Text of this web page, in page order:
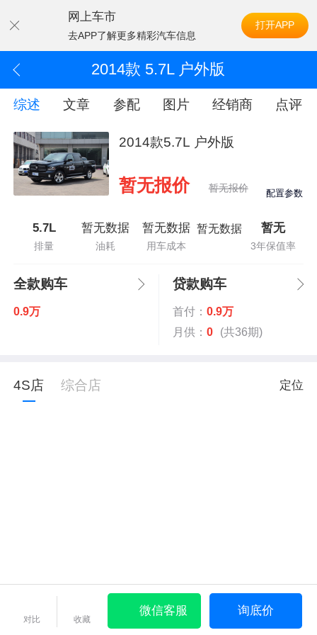
网上车市
去APP了解更多精彩汽车信息
打开APP
2014款 5.7L 户外版
综述 文章 参配 图片 经销商 点评
2014款5.7L 户外版
暂无报价 暂无报价 配置参数
5.7L
排量
暂无数据
油耗
暂无数据
用车成本
暂无数据 暂无
3年保值率
全款购车
0.9万
贷款购车
首付： 0.9万
月供： 0 (共36期)
4S店 综合店 定位
对比 收藏
微信客服 询底价